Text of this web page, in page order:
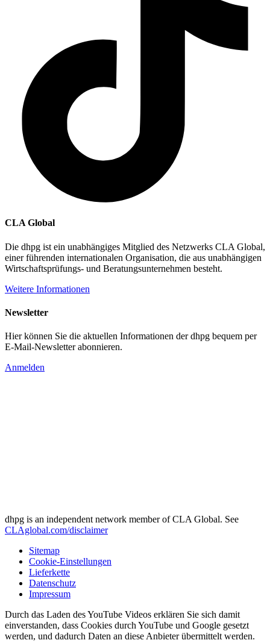
CLA Global
Die dhpg ist ein unabhängiges Mitglied des Netzwerks CLA Global,
einer führenden internationalen Organisation, die aus unabhängigen
Wirtschaftsprüfungs- und Beratungsunternehmen besteht.
Weitere Informationen
Newsletter
Hier können Sie die aktuellen Informationen der dhpg bequem per
E-Mail-Newsletter abonnieren.
Anmelden
dhpg is an independent network member of CLA Global. See
CLAglobal.com/disclaimer
Sitemap
Cookie-Einstellungen
Lieferkette
Datenschutz
Impressum
Durch das Laden des YouTube Videos erklären Sie sich damit
einverstanden, dass Cookies durch YouTube und Google gesetzt
werden, und dadurch Daten an diese Anbieter übermittelt werden.